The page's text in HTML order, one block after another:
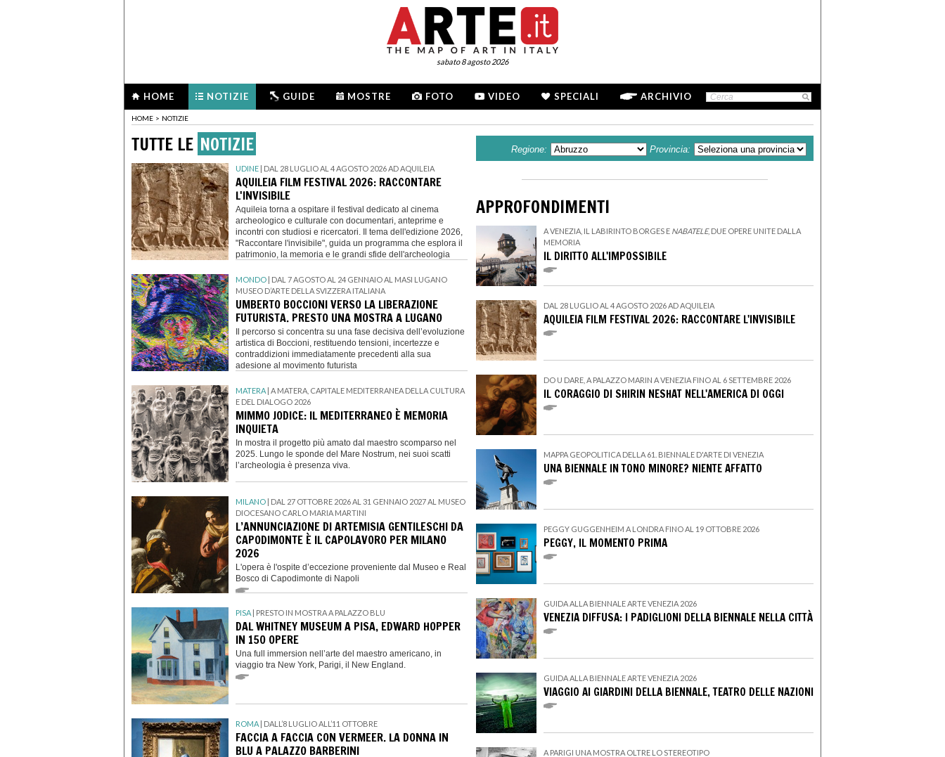
sabato 8 agosto 2026
HOME NOTIZIE GUIDE MOSTRE FOTO VIDEO SPECIALI ARCHIVIO
HOME > NOTIZIE
TUTTE LE NOTIZIE
UDINE | DAL 28 LUGLIO AL 4 AGOSTO 2026 AD AQUILEIA
AQUILEIA FILM FESTIVAL 2026: RACCONTARE
L'INVISIBILE
Aquileia torna a ospitare il festival dedicato al cinema
archeologico e culturale con documentari, anteprime e
incontri con studiosi e ricercatori. Il tema dell'edizione 2026,
"Raccontare l'invisibile", guida un programma che esplora il
patrimonio, la memoria e le grandi sfide dell'archeologia
MONDO | DAL 7 AGOSTO AL 24 GENNAIO AL MASI LUGANO
MUSEO D’ARTE DELLA SVIZZERA ITALIANA
UMBERTO BOCCIONI VERSO LA LIBERAZIONE
FUTURISTA. PRESTO UNA MOSTRA A LUGANO
Il percorso si concentra su una fase decisiva dell’evoluzione
artistica di Boccioni, restituendo tensioni, incertezze e
contraddizioni immediatamente precedenti alla sua
adesione al movimento futurista
MATERA | A MATERA, CAPITALE MEDITERRANEA DELLA CULTURA
E DEL DIALOGO 2026
MIMMO JODICE: IL MEDITERRANEO È MEMORIA
INQUIETA
In mostra il progetto più amato dal maestro scomparso nel
2025. Lungo le sponde del Mare Nostrum, nei suoi scatti
l’archeologia è presenza viva.
MILANO | DAL 27 OTTOBRE 2026 AL 31 GENNAIO 2027 AL MUSEO
DIOCESANO CARLO MARIA MARTINI
L’ANNUNCIAZIONE DI ARTEMISIA GENTILESCHI DA
CAPODIMONTE È IL CAPOLAVORO PER MILANO
2026
L'opera è l'ospite d’eccezione proveniente dal Museo e Real
Bosco di Capodimonte di Napoli
PISA | PRESTO IN MOSTRA A PALAZZO BLU
DAL WHITNEY MUSEUM A PISA, EDWARD HOPPER
IN 150 OPERE
Una full immersion nell’arte del maestro americano, in
viaggio tra New York, Parigi, il New England.
ROMA | DALL’8 LUGLIO ALL’11 OTTOBRE
FACCIA A FACCIA CON VERMEER. LA DONNA IN
BLU A PALAZZO BARBERINI
Regione: Provincia:
APPROFONDIMENTI
A VENEZIA, IL LABIRINTO BORGES E NABATELE, DUE OPERE UNITE DALLA
MEMORIA
IL DIRITTO ALL'IMPOSSIBILE
DAL 28 LUGLIO AL 4 AGOSTO 2026 AD AQUILEIA
AQUILEIA FILM FESTIVAL 2026: RACCONTARE L'INVISIBILE
DO U DARE, A PALAZZO MARIN A VENEZIA FINO AL 6 SETTEMBRE 2026
IL CORAGGIO DI SHIRIN NESHAT NELL'AMERICA DI OGGI
MAPPA GEOPOLITICA DELLA 61. BIENNALE D'ARTE DI VENEZIA
UNA BIENNALE IN TONO MINORE? NIENTE AFFATTO
PEGGY GUGGENHEIM A LONDRA FINO AL 19 OTTOBRE 2026
PEGGY, IL MOMENTO PRIMA
GUIDA ALLA BIENNALE ARTE VENEZIA 2026
VENEZIA DIFFUSA: I PADIGLIONI DELLA BIENNALE NELLA CITTÀ
GUIDA ALLA BIENNALE ARTE VENEZIA 2026
VIAGGIO AI GIARDINI DELLA BIENNALE, TEATRO DELLE NAZIONI
A PARIGI UNA MOSTRA OLTRE LO STEREOTIPO